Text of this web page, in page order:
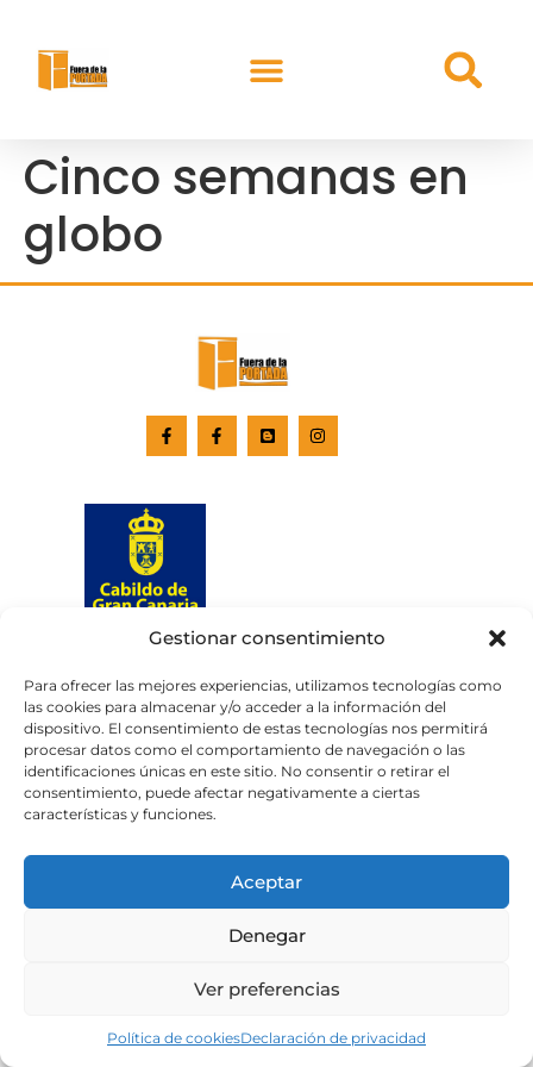
Gestionar consentimiento
Para ofrecer las mejores experiencias, utilizamos tecnologías como
las cookies para almacenar y/o acceder a la información del
dispositivo. El consentimiento de estas tecnologías nos permitirá
procesar datos como el comportamiento de navegación o las
identificaciones únicas en este sitio. No consentir o retirar el
consentimiento, puede afectar negativamente a ciertas
características y funciones.
Aceptar
Denegar
Ver preferencias
Política de cookiesDeclaración de privacidad
Cinco semanas en
globo
Aviso legalPolítica de privacidad
Política de cookies
Portal de transparencia